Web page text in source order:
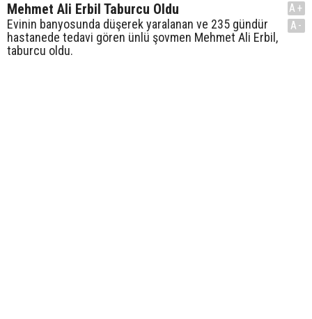
Mehmet Ali Erbil Taburcu Oldu
Evinin banyosunda düşerek yaralanan ve 235 gündür
hastanede tedavi gören ünlü şovmen Mehmet Ali Erbil,
taburcu oldu.
A+
A-